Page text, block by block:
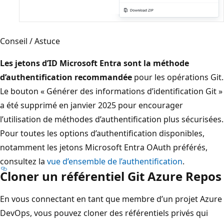
Conseil / Astuce
Les jetons d’ID Microsoft Entra sont la méthode
d’authentification recommandée pour les opérations Git.
Le bouton « Générer des informations d’identification Git »
a été supprimé en janvier 2025 pour encourager
l’utilisation de méthodes d’authentification plus sécurisées.
Pour toutes les options d’authentification disponibles,
notamment les jetons Microsoft Entra OAuth préférés,
consultez la vue d’ensemble de l’authentification.
Cloner un référentiel Git Azure Repos
En vous connectant en tant que membre d’un projet Azure
DevOps, vous pouvez cloner des référentiels privés qui